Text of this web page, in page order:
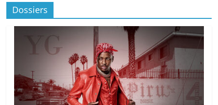
Dossiers